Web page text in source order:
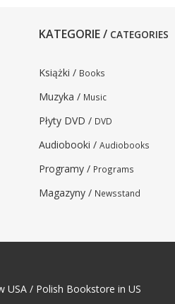
KATEGORIE / CATEGORIES
Książki / Books
Muzyka / Music
Płyty DVD / DVD
Audiobooki / Audiobooks
Programy / Programs
Magazyny / Newsstand
USA / Polish Bookstore in US